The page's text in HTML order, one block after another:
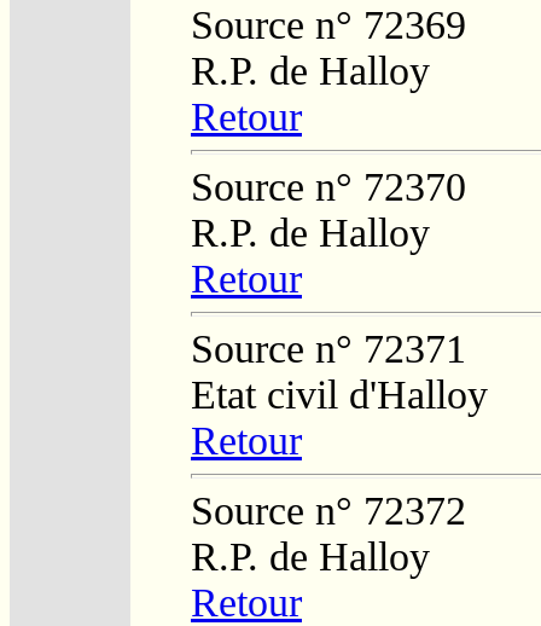
Source n° 72369
R.P. de Halloy
Retour
Source n° 72370
R.P. de Halloy
Retour
Source n° 72371
Etat civil d'Halloy
Retour
Source n° 72372
R.P. de Halloy
Retour